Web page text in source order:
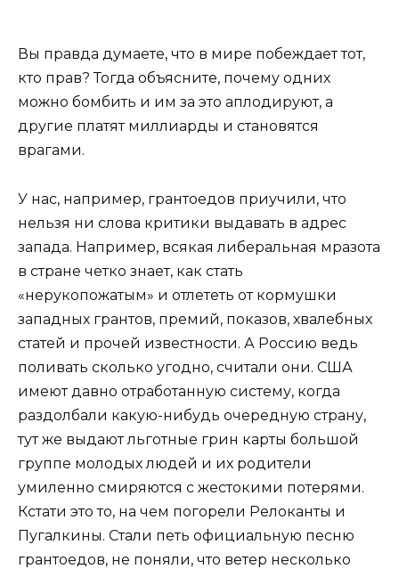
Вы правда думаете, что в мире побеждает тот,
кто прав? Тогда объясните, почему одних
можно бомбить и им за это аплодируют, а
другие платят миллиарды и становятся
врагами.
У нас, например, грантоедов приучили, что
нельзя ни слова критики выдавать в адрес
запада. Например, всякая либеральная мразота
в стране четко знает, как стать
«нерукопожатым» и отлететь от кормушки
западных грантов, премий, показов, хвалебных
статей и прочей известности. А Россию ведь
поливать сколько угодно, считали они. США
имеют давно отработанную систему, когда
раздолбали какую-нибудь очередную страну,
тут же выдают льготные грин карты большой
группе молодых людей и их родители
умиленно смиряются с жестокими потерями.
Кстати это то, на чем погорели Релоканты и
Пугалкины. Стали петь официальную песню
грантоедов, не поняли, что ветер несколько